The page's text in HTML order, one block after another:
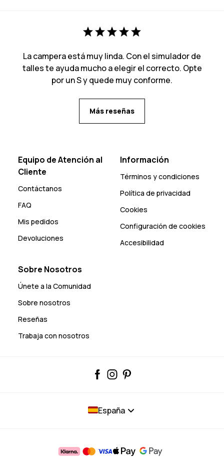
La campera está muy linda. Con el simulador de
talles te ayuda mucho a elegir el correcto. Opte
por un S y quede muy conforme.
Más reseñas
Equipo de Atención al
Cliente
Contáctanos
FAQ
Mis pedidos
Devoluciones
Información
Términos y condiciones
Política de privacidad
Cookies
Configuración de cookies
Accesibilidad
Sobre Nosotros
Únete a la Comunidad
Sobre nosotros
Reseñas
Trabaja con nosotros
España